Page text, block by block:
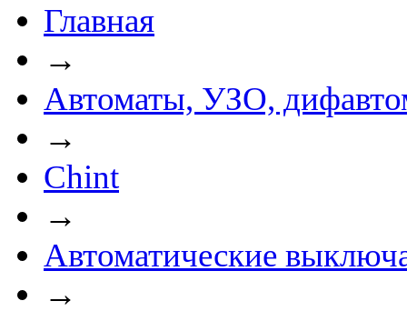
Главная
→
Автоматы, УЗО,
→
Chint
→
Автоматические
→